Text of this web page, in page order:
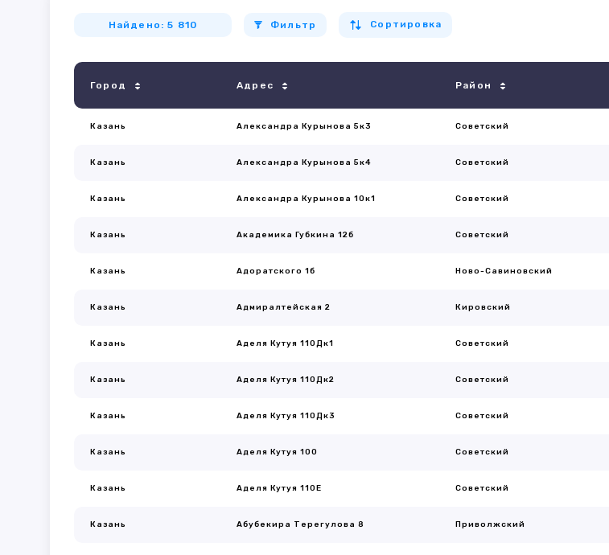
Найдено: 5 810 Фильтр Сортировка
Город Адрес Район
Казань Александра Курынова 5к3 Советский
Казань Александра Курынова 5к4 Советский
Казань Александра Курынова 10к1 Советский
Казань Академика Губкина 12б Советский
Казань Адоратского 1б Ново-Савиновский
Казань Адмиралтейская 2 Кировский
Казань Аделя Кутуя 110Дк1 Советский
Казань Аделя Кутуя 110Дк2 Советский
Казань Аделя Кутуя 110Дк3 Советский
Казань Аделя Кутуя 100 Советский
Казань Аделя Кутуя 110Е Советский
Казань Абубекира Терегулова 8 Приволжский